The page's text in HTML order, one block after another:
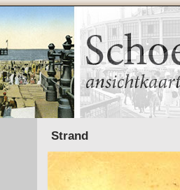
Strand